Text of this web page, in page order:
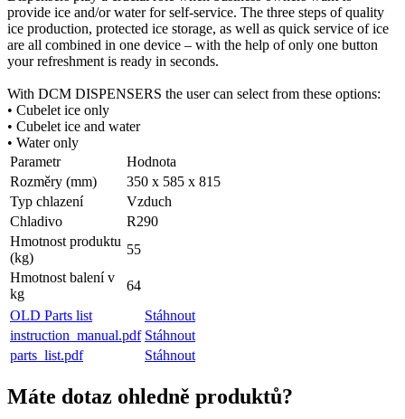
provide ice and/or water for self-service. The three steps of quality
ice production, protected ice storage, as well as quick service of ice
are all combined in one device – with the help of only one button
your refreshment is ready in seconds.
With DCM DISPENSERS the user can select from these options:
• Cubelet ice only
• Cubelet ice and water
• Water only
Parametr
Hodnota
Rozměry (mm)
350 x 585 x 815
Typ chlazení
Vzduch
Chladivo
R290
Hmotnost produktu
(kg)
55
Hmotnost balení v
kg
64
OLD Parts list
Stáhnout
instruction_manual.pdf Stáhnout
parts_list.pdf
Stáhnout
Máte dotaz ohledně produktů?